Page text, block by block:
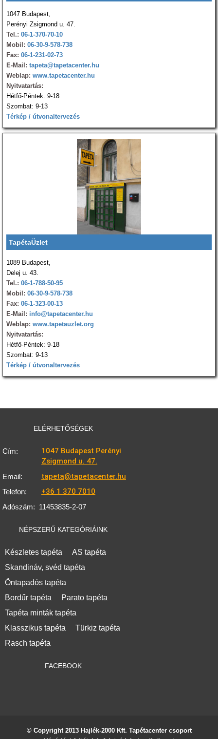
1047 Budapest,
Perényi Zsigmond u. 47.
Tel.: 06-1-370-70-10
Mobil: 06-30-9-578-738
Fax: 06-1-231-02-73
E-Mail: tapeta@tapetacenter.hu
Weblap: www.tapetacenter.hu
Nyitvatartás:
Hétfő-Péntek: 9-18
Szombat: 9-13
Térkép / útvonaltervezés
TapétaÜzlet
1089 Budapest,
Delej u. 43.
Tel.: 06-1-788-50-95
Mobil: 06-30-9-578-738
Fax: 06-1-323-00-13
E-Mail: info@tapetacenter.hu
Weblap: www.tapetauzlet.org
Nyitvatartás:
Hétfő-Péntek: 9-18
Szombat: 9-13
Térkép / útvonaltervezés
ELÉRHETŐSÉGEK
Cím:
1047 Budapest Perényi
Zsigmond u. 47.
Email: tapeta@tapetacenter.hu
Telefon: +36 1 370 7010
Adószám: 11453835-2-07
NÉPSZERŰ KATEGÓRIÁINK
Készletes tapéta
AS tapéta
Skandináv, svéd tapéta
Öntapadós tapéta
Bordűr tapéta
Parato tapéta
Tapéta minták tapéta
Klasszikus tapéta
Türkiz tapéta
Rasch tapéta
FACEBOOK
© Copyright 2013 Hajlék-2000 Kft. Tapétacenter csoport